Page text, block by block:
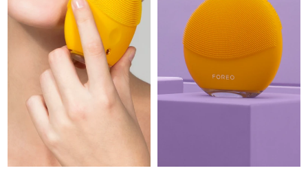
Malaysia Erwartete Lieferung8/14/26
Malta Erwartete Lieferung 8/11/26
Mexiko Erwartete Lieferung8/15/26
Monaco
Niederlande